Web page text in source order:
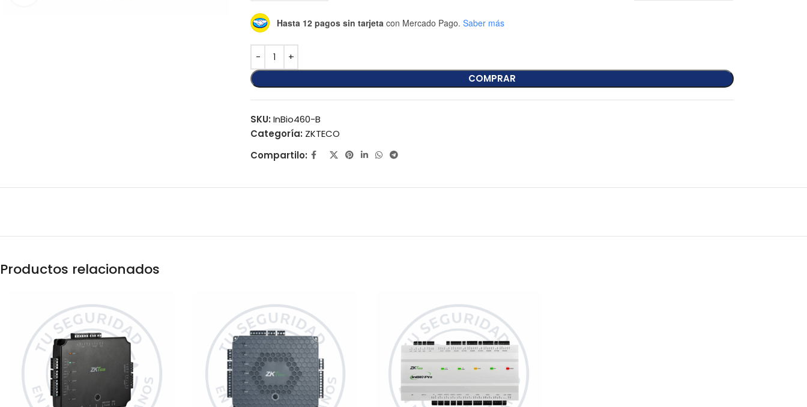
Hasta 12 pagos sin tarjeta con Mercado Pago. Saber más
COMPRAR
SKU:InBio460-B
Categoría: ZKTECO
Compartilo:
Productos relacionados